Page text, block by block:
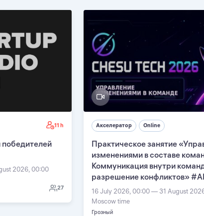
11 h
2026, 00:00
27
Акселератор Online
Практическое занятие
изменениями в составе
Коммуникация внутри
разрешение конфликтов»
16 July 2026, 00:00 — 31 August
Moscow time
Грозный